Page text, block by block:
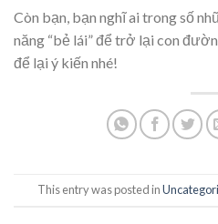
Còn bạn, bạn nghĩ ai trong số
năng “bẻ lái” để trở lại con
để lại ý kiến nhé!
This entry was posted in